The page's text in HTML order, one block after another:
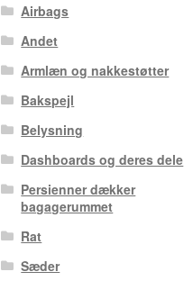
Airbags
Andet
Armlæn og nakkestøtter
Bakspejl
Belysning
Dashboards og deres dele
Persienner dækker
bagagerummet
Rat
Sæder